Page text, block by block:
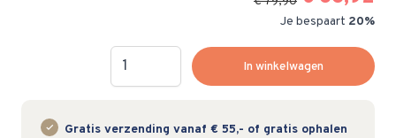
Je bespaart 20%
Hoeveelheid
In winkelwagen
Gratis verzending vanaf € 55,- of gratis ophalen